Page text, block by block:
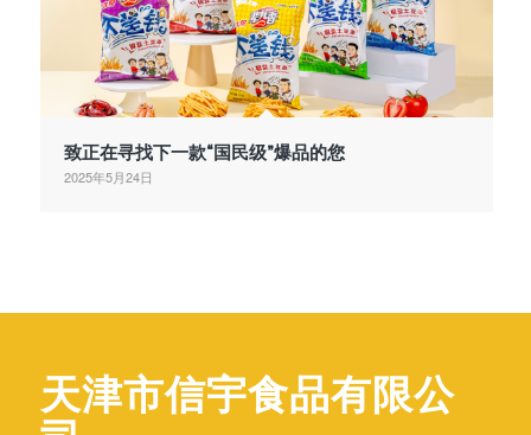
致正在寻找下一款“国民级”爆品的您
2025年5月24日
天津市信宇食品有限公